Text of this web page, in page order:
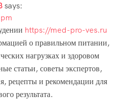
says:
https://med-pro-ves.ru
о правильном питании,
нагрузках и здоровом
статьи, советы экспертов,
рецепты и рекомендации для
результата.